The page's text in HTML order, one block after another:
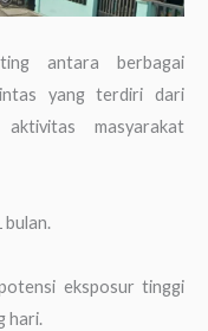
antara berbagai
yang terdiri dari
masyarakat
bulan.
eksposur tinggi
hari.